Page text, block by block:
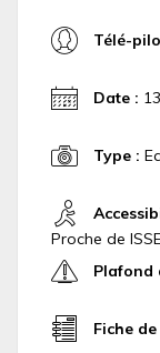
Télé-
Date :
Type :
Proche de
Plafond
Fiche